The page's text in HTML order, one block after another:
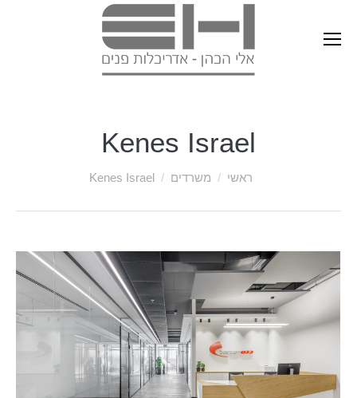
Kenes Israel
ראשי משרדים Kenes Israel